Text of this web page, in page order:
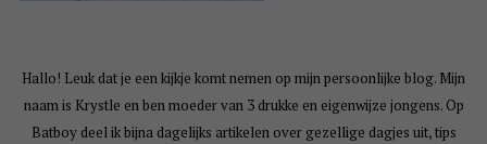
Hallo! Leuk dat je een kijkje komt nemen op mijn persoonlijke blog. Mijn
naam is Krystle en ben moeder van 3 drukke en eigenwijze jongens. Op
Batboy deel ik bijna dagelijks artikelen over gezellige dagjes uit, tips